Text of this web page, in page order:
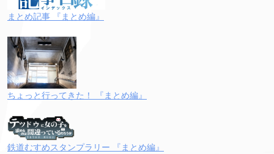
まとめ記事 『まとめ編』
ちょっと行ってきた！ 『まとめ編』
鉄道むすめスタンプラリー 『まとめ編』